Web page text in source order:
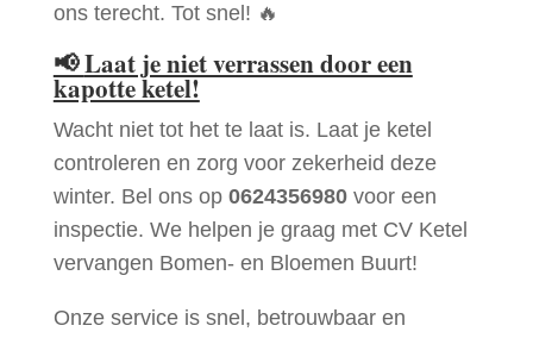
ons terecht. Tot snel! 🔥
📢Laat je niet verrassen door een
kapotte ketel!
Wacht niet tot het te laat is. Laat je ketel
controleren en zorg voor zekerheid deze
winter. Bel ons op 0624356980voor een
inspectie. We helpen je graag met CV Ketel
vervangen Bomen- en Bloemen Buurt!
Onze service is snel, betrouwbaar en